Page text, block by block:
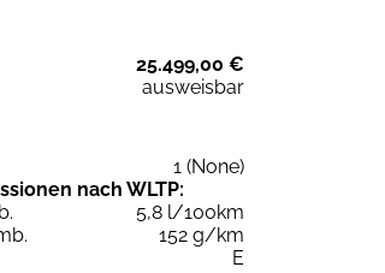
25.499,00 €
ausweisbar
1 (None)
nach WLTP:
5,8 l/100km
152 g/km
E